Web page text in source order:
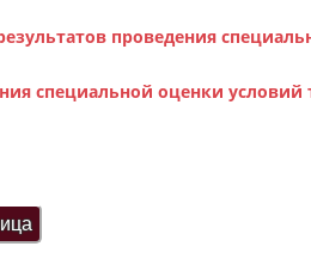
проведения
специальной оценки условий